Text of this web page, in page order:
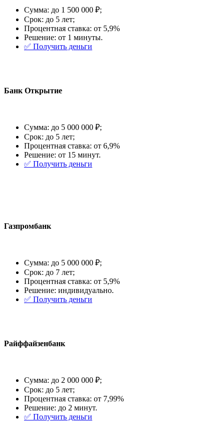
Сумма: до 1 500 000 ₽;
Срок: до 5 лет;
Процентная ставка: от 5,9%
Решение: от 1 минуты.
✅️ Получить деньги
Банк Открытие
Сумма: до 5 000 000 ₽;
Срок: до 5 лет;
Процентная ставка: от 6,9%
Решение: от 15 минут.
✅️ Получить деньги
Газпромбанк
Сумма: до 5 000 000 ₽;
Срок: до 7 лет;
Процентная ставка: от 5,9%
Решение: индивидуально.
✅️ Получить деньги
Райффайзенбанк
Сумма: до 2 000 000 ₽;
Срок: до 5 лет;
Процентная ставка: от 7,99%
Решение: до 2 минут.
✅️ Получить деньги